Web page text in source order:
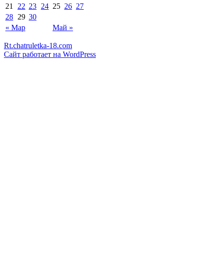
« Мар Май »
21
22 23 24 25 26 27
28 29 30
Rt.chatruletka-18.com
Сайт работает на WordPress